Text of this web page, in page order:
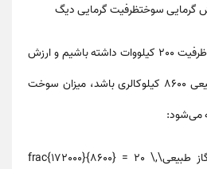
گرمایی سوختظرفیت گرمایی دیگ
ظرفیت 200 کیلووات
داشته باشیم و ارزش
گرمایی هر مترمکعب گاز طبیعی 8600 کیلوکالری باشد، میزان سوخت
می‌شود:
1720008600=20 مترمکعب گاز طبیعی\frac{172000}{8600} = 20 \,